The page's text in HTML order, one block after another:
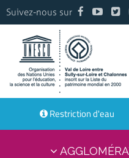
Suivez-nous sur
Restriction d'eau